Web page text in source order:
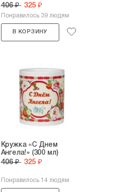
406 ₽ 325 ₽
Понравилось 39 людям
В КОРЗИНУ
Кружка «С Днем
Ангела!» (300 мл)
406 ₽ 325 ₽
Понравилось 14 людям